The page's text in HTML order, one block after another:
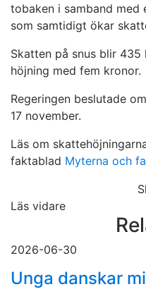
tobaken i samband med
som samtidigt ökar
Skatten på snus blir
höjning med fem kronor.
Regeringen beslutade
17 november.
Läs om
faktablad Myterna och
Läs vidare
2026-06-30
Unga danskar